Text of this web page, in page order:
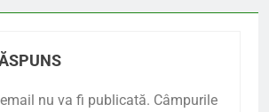
nu va fi publicată. Câmpurile